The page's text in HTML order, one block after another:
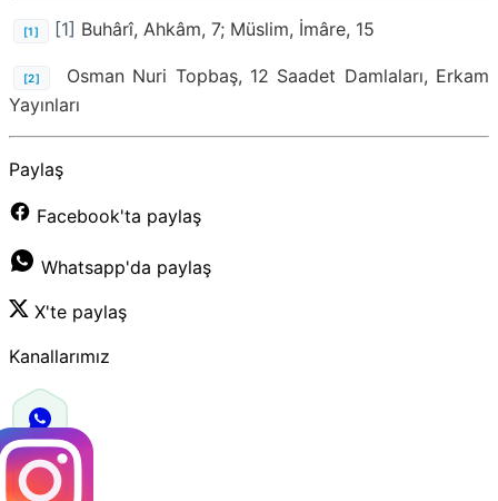
[1] [1] Buhârî, Ahkâm, 7; Müslim, İmâre, 15
[2]
Osman Nuri Topbaş, 12 Saadet Damlaları, Erkam
Yayınları
Paylaş
Facebook'ta paylaş
Whatsapp'da paylaş
X'te paylaş
Kanallarımız